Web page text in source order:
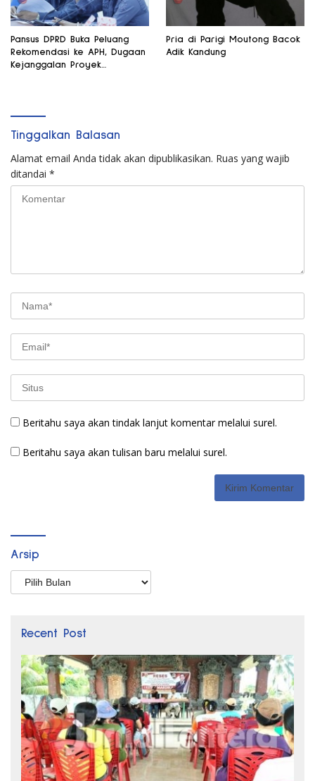
Pansus DPRD Buka Peluang
Rekomendasi ke APH, Dugaan
Kejanggalan Proyek
Pria di Parigi Moutong Bacok
Adik Kandung
Tinggalkan Balasan
Alamat email Anda tidak akan dipublikasikan. Ruas yang wajib
ditandai *
Beritahu saya akan tindak lanjut komentar melalui surel.
Beritahu saya akan tulisan baru melalui surel.
Arsip
Arsip
Recent Post